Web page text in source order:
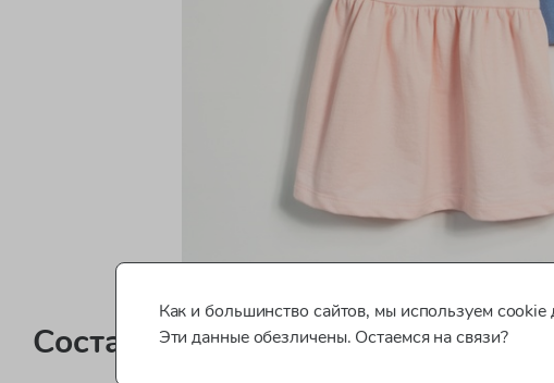
Состав
Как и большинство сайтов, мы используем
Эти данные обезличены. Остаемся на связи?